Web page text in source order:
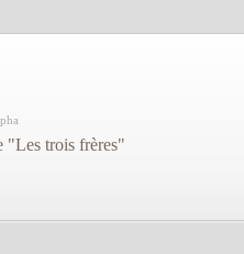
"Les trois frères"